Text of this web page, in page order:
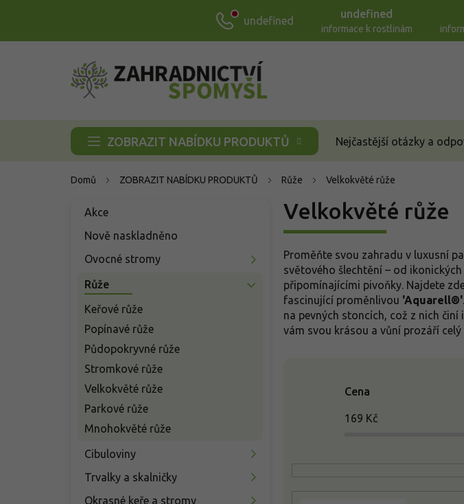
undefined
undefined
informace k rostlinám
ZOBRAZIT NABÍDKU PRODUKTŮ Nejčastější otázky a
Domů ZOBRAZIT NABÍDKU PRODUKTŮ Růže Velkokvěté růže
Přeskočit
Akce
Nově naskladněno
Ovocné stromy
Růže
Keřové růže
Popínavé růže
Půdopokryvné růže
Stromkové růže
Velkokvěté růže
Parkové růže
Mnohokvěté růže
Cibuloviny
Trvalky a skalničky
Okrasné keře a stromy
Velkokvěté růže
Proměňte svou zahradu v luxusní
světového šlechtění – od
připomínajícími pivoňky. Najdete
fascinující proměnlivou 'Aquarell®'
na pevných stoncích, což z nich
vám svou krásou a vůní prozáří
Cena
169 Kč